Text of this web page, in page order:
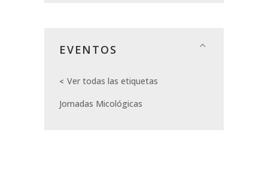
EVENTOS
Ver todas las etiquetas
Jornadas Micológicas